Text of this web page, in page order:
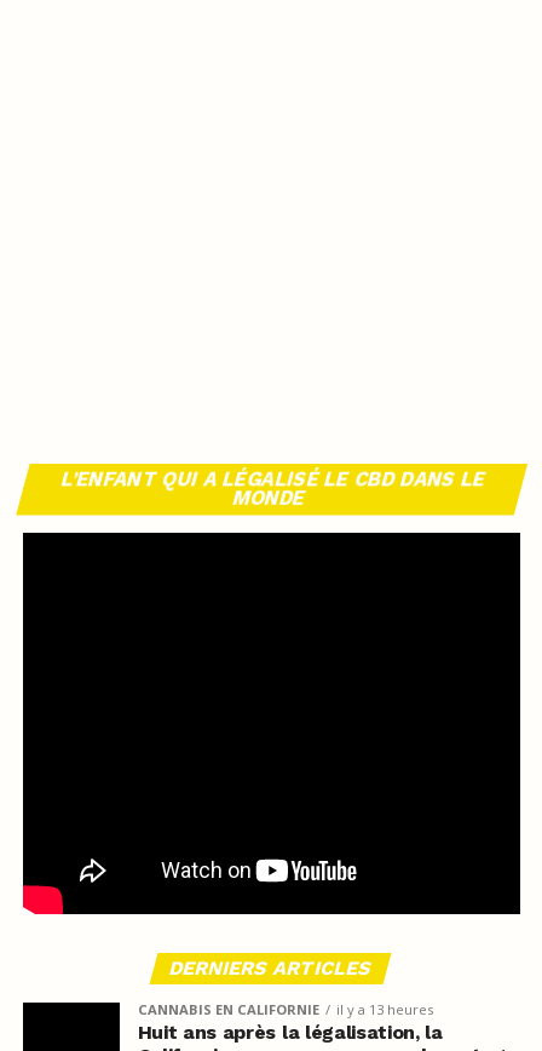
L’ENFANT QUI A LÉGALISÉ LE CBD DANS LE
MONDE
DERNIERS ARTICLES
CANNABIS EN CALIFORNIE il y a 13 heures
Huit ans après la légalisation, la